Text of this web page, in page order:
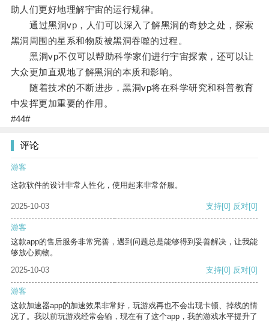
助人们更好地理解宇宙的运行规律。
通过黑洞vp，人们可以深入了解黑洞的奇妙之处，探索
黑洞周围的星系和物质被黑洞吞噬的过程。
黑洞vp不仅可以帮助科学家们进行宇宙探索，还可以让
大众更加直观地了解黑洞的本质和影响。
随着技术的不断进步，黑洞vp将在科学研究和科普教育
中发挥更加重要的作用。
#44#
评论
游客
这款软件的设计非常人性化，使用起来非常舒服。
2025-10-03 支持[0] 反对[0]
游客
这款app的售后服务非常完善，遇到问题总是能够得到妥善解决，让我能
够放心购物。
2025-10-03
支持[0] 反对[0]
游客
这款加速器app的加速效果非常好，玩游戏再也不会出现卡顿、掉线的情
况了。我以前玩游戏经常会输，现在有了这个app，我的游戏水平提升了